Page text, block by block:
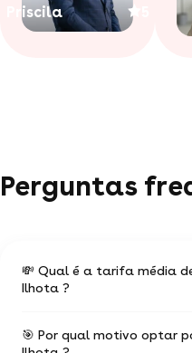
Priscila
Perguntas
💸 Qual é a tarifa média
Ilhota ?
O valor médio de
🎯 Por qual motivo optar